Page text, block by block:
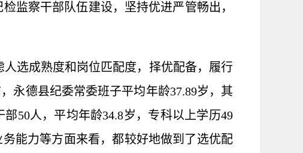
监察干部队伍建设，坚持优进严管畅出，
选成熟度和岗位匹配度，择优配备，履行
永德县纪委常委班子平均年龄37.89岁，其
50人，平均年龄34.8岁，专科以上学历49
能力等方面来看，都较好地做到了选优配